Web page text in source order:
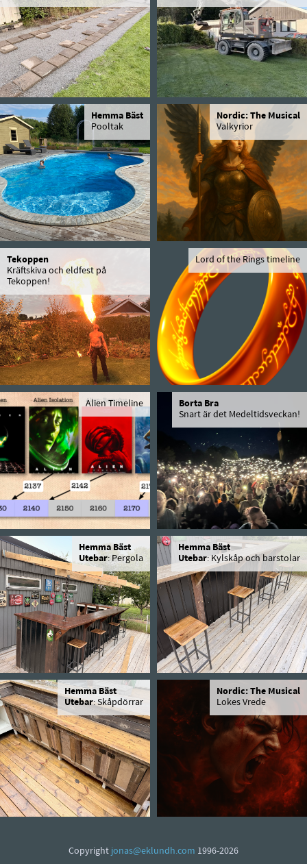
Hemma Bäst
Pooltak
Nordic: The Musical
Valkyrior
Tekoppen
Kräftskiva och eldfest på
Tekoppen!
Lord of the Rings timeline
Alien Timeline
Borta Bra
Snart är det Medeltidsveckan!
Hemma Bäst
Utebar: Pergola
Hemma Bäst
Utebar: Kylskåp och barstolar
Hemma Bäst
Utebar: Skåpdörrar
Nordic: The Musical
Lokes Vrede
Copyright jonas@eklundh.com 1996-2026